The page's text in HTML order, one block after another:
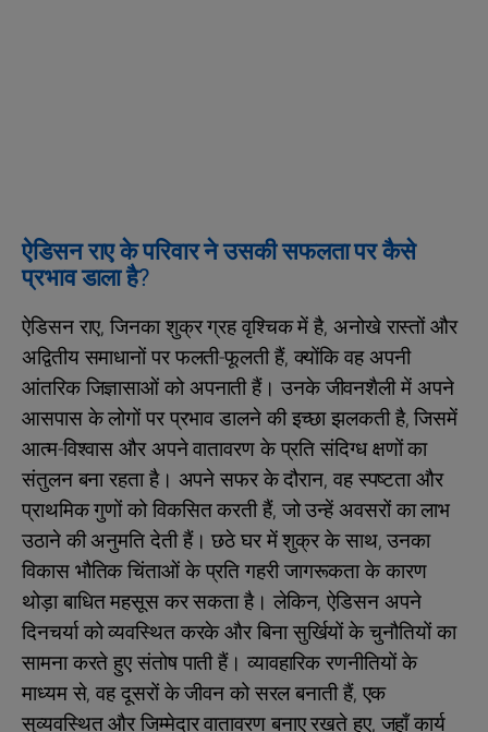
ऐडिसन राए के परिवार ने उसकी सफलता पर कैसे
प्रभाव डाला है?
ऐडिसन राए, जिनका शुक्र ग्रह वृश्चिक में है, अनोखे रास्तों और
अद्वितीय समाधानों पर फलती-फूलती हैं, क्योंकि वह अपनी
आंतरिक जिज्ञासाओं को अपनाती हैं। उनके जीवनशैली में अपने
आसपास के लोगों पर प्रभाव डालने की इच्छा झलकती है, जिसमें
आत्म-विश्वास और अपने वातावरण के प्रति संदिग्ध क्षणों का
संतुलन बना रहता है। अपने सफर के दौरान, वह स्पष्टता और
प्राथमिक गुणों को विकसित करती हैं, जो उन्हें अवसरों का लाभ
उठाने की अनुमति देती हैं। छठे घर में शुक्र के साथ, उनका
विकास भौतिक चिंताओं के प्रति गहरी जागरूकता के कारण
थोड़ा बाधित महसूस कर सकता है। लेकिन, ऐडिसन अपने
दिनचर्या को व्यवस्थित करके और बिना सुर्खियों के चुनौतियों का
सामना करते हुए संतोष पाती हैं। व्यावहारिक रणनीतियों के
माध्यम से, वह दूसरों के जीवन को सरल बनाती हैं, एक
सुव्यवस्थित और जिम्मेदार वातावरण बनाए रखते हुए, जहाँ कार्य